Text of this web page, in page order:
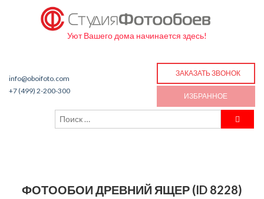
Уют Вашего дома начинается здесь!
info@oboifoto.com
+7 (499) 2-200-300
ЗАКАЗАТЬ ЗВОНОК
ИЗБРАННОЕ
ФОТООБОИ ДРЕВНИЙ ЯЩЕР (ID 8228)